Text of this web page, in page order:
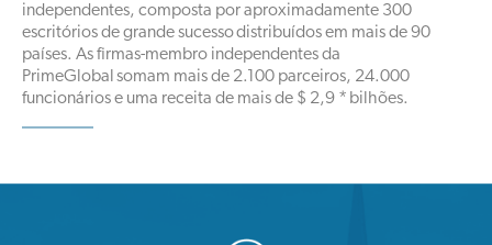
independentes, composta por aproximadamente 300
escritórios de grande sucesso distribuídos em mais de 90
países. As firmas-membro independentes da
PrimeGlobal somam mais de 2.100 parceiros, 24.000
funcionários e uma receita de mais de $ 2,9 * bilhões.